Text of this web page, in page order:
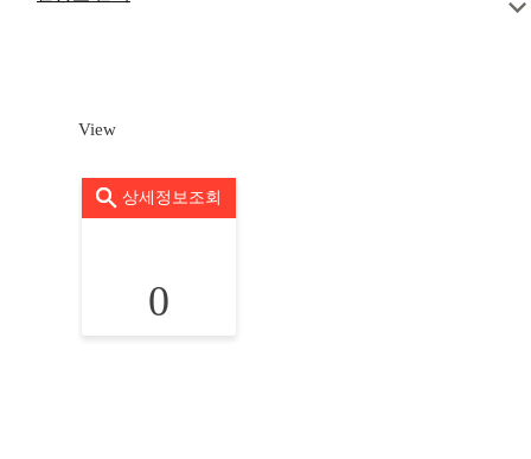
View
상세정보조회
0